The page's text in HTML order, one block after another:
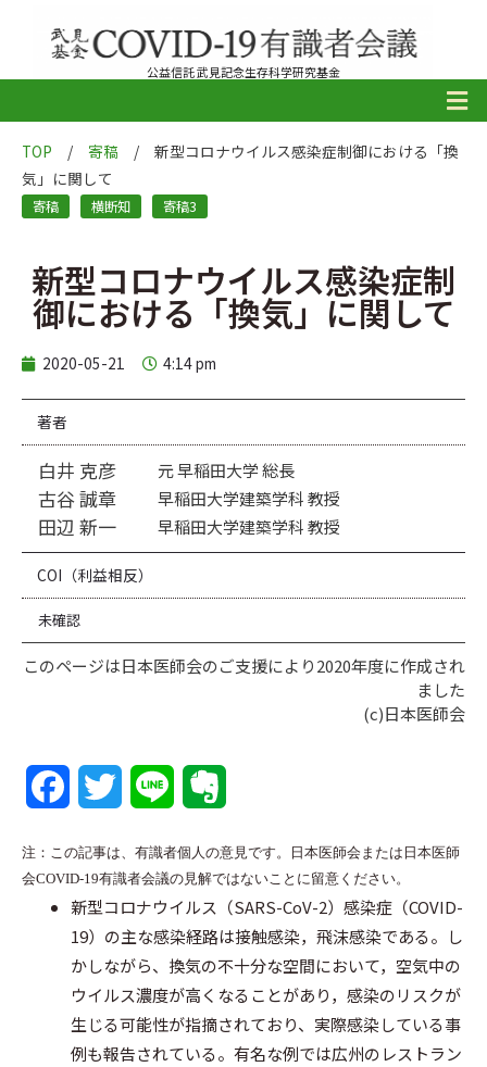
公益信託 武見記念生存科学研究基金
TOP / 寄稿 / 新型コロナウイルス感染症制御における「換
気」に関して
寄稿 横断知 寄稿3
新型コロナウイルス感染症制
御における「換気」に関して
2020-05-21 4:14 pm
著者
白井 克彦 元 早稲田大学 総長
古谷 誠章 早稲田大学建築学科 教授
田辺 新一 早稲田大学建築学科 教授
COI（利益相反）
未確認
このページは日本医師会のご支援により2020年度に作成され
ました
(c)日本医師会
c
e
b
o
o
i
t
t
e
r
n
e
e
r
n
o
注：この記事は、有識者個人の意見です。日本医師会または日本医師
会COVID-19有識者会議の見解ではないことに留意ください。
新型コロナウイルス（SARS-CoV-2）感染症（COVID-
19）の主な感染経路は接触感染，飛沫感染である。し
かしながら、換気の不十分な空間において，空気中の
ウイルス濃度が高くなることがあり，感染のリスクが
生じる可能性が指摘されており、実際感染している事
例も報告されている。有名な例では広州のレストラン